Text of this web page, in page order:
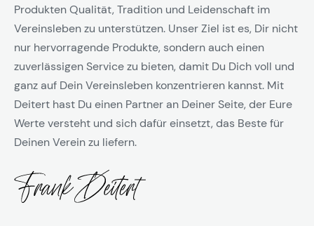
Produkten Qualität, Tradition und Leidenschaft im
Vereinsleben zu unterstützen. Unser Ziel ist es, Dir nicht
nur hervorragende Produkte, sondern auch einen
zuverlässigen Service zu bieten, damit Du Dich voll und
ganz auf Dein Vereinsleben konzentrieren kannst. Mit
Deitert hast Du einen Partner an Deiner Seite, der Eure
Werte versteht und sich dafür einsetzt, das Beste für
Deinen Verein zu liefern.